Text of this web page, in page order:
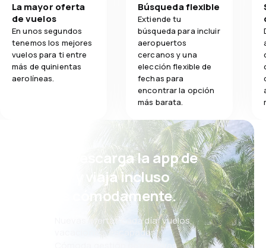
Comodidad
Transporte
La mayor oferta
de vuelos
En unos segundos
tenemos los mejores
vuelos para ti entre
más de quinientas
aerolíneas.
Búsqueda flexible
Extiende tu
búsqueda para incluir
aeropuertos
cercanos y una
elección flexible de
fechas para
encontrar la opción
más barata.
¡Eh! Descarga la app de
eSky y viaja incluso
más cómodamente.
Nuevas ofertas cada día: vuelos,
vacaciones, escapadas
Cómoda gestión de reservas